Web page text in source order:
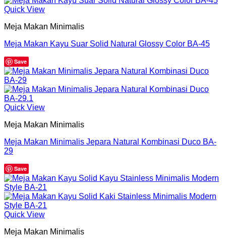
Quick View
Meja Makan Minimalis
Meja Makan Kayu Suar Solid Natural Glossy Color BA-45
Save
Quick View
Meja Makan Minimalis
Meja Makan Minimalis Jepara Natural Kombinasi Duco BA-
29
Save
Quick View
Meja Makan Minimalis